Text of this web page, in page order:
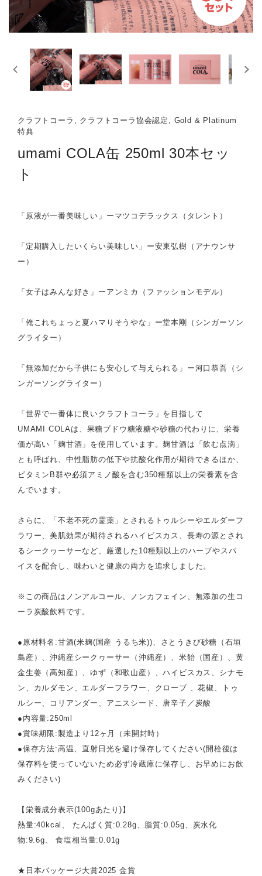
クラフトコーラ, クラフトコーラ協会認定, Gold & Platinum
特典
umami COLA缶 250ml 30本セッ
ト
「原液が一番美味しい」ーマツコデラックス（タレント）
「定期購入したいくらい美味しい」ー安東弘樹（アナウンサ
ー）
「女子はみんな好き」ーアンミカ（ファッションモデル）
「俺これちょっと夏ハマりそうやな」ー堂本剛（シンガーソン
グライター）
「無添加だから子供にも安心して与えられる」ー河口恭吾（シ
ンガーソングライター）
「世界で一番体に良いクラフトコーラ」を目指して
UMAMI COLAは、果糖ブドウ糖液糖や砂糖の代わりに、栄養
価が高い「麹甘酒」を使用しています。麹甘酒は「飲む点滴」
とも呼ばれ、中性脂肪の低下や抗酸化作用が期待できるほか、
ビタミンB群や必須アミノ酸を含む350種類以上の栄養素を含
んでいます。
さらに、「不老不死の霊薬」とされるトゥルシーやエルダーフ
ラワー、美肌効果が期待されるハイビスカス、長寿の源とされ
るシークヮーサーなど、厳選した10種類以上のハーブやスパ
イスを配合し、味わいと健康の両方を追求しました。
※この商品はノンアルコール、ノンカフェイン、無添加の生コ
ーラ炭酸飲料です。
●原材料名:甘酒(米麹(国産 うるち米))、さとうきび砂糖（石垣
島産）、沖縄産シークヮーサー（沖縄産）、米飴（国産）、黄
金生姜（高知産）、ゆず（和歌山産）、ハイビスカス、シナモ
ン、カルダモン、エルダーフラワー、クローブ 、花椒、トゥ
ルシー、コリアンダー、アニスシード、唐辛子／炭酸
●内容量:250ml
●賞味期限:製造より12ヶ月（未開封時）
●保存方法:高温、直射日光を避け保存してください(開栓後は
保存料を使っていないため必ず冷蔵庫に保存し、お早めにお飲
みください)
【栄養成分表示(100gあたり)】
熱量:40kcal、 たんぱく質:0.28g、脂質:0.05g、炭水化
物:9.6g、 食塩相当量:0.01g
★日本パッケージ大賞2025 金賞